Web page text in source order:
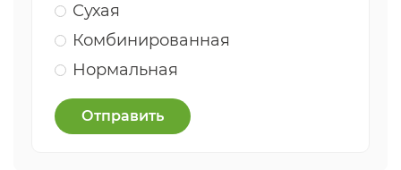
Сухая
Комбинированная
Нормальная
Отправить